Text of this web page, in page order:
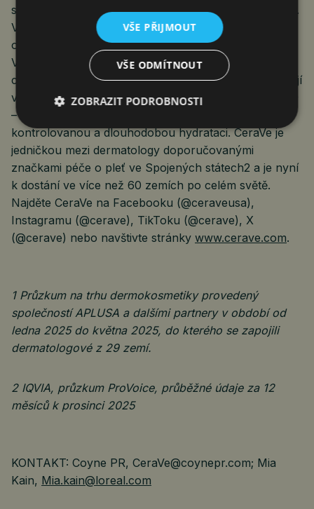
s posláním zpřístupnit terapeutickou péči o pleť všem.
Ve spolupráci s dermatology vyvíjí produkty, které
obnovují a udržují přirozenou bariéru pokožky.
Všechny receptury CeraVe jsou obohaceny o tři
ceramidy identické s těmi, které se přirozeně nacházejí
v pokožce – AP, NP a EOP (také nazývané 1, 3 a 6-II)
– a vybrané produkty využívají technologii MVE pro
kontrolovanou a dlouhodobou hydrataci. CeraVe je
jedničkou mezi dermatology doporučovanými
značkami péče o pleť ve Spojených státech2 a je nyní
k dostání ve více než 60 zemích po celém světě.
Najděte CeraVe na Facebooku (@ceraveusa),
Instagramu (@cerave), TikToku (@cerave), X
(@cerave) nebo navštivte stránky www.cerave.com.
1 Průzkum na trhu dermokosmetiky provedený
společností APLUSA a dalšími partnery v období od
ledna 2025 do května 2025, do kterého se zapojili
dermatologové z 29 zemí.
2 IQVIA, průzkum ProVoice, průběžné údaje za 12
měsíců k prosinci 2025
KONTAKT: Coyne PR, CeraVe@coynepr.com; Mia
Kain, Mia.kain@loreal.com
VŠE PŘIJMOUT
VŠE ODMÍTNOUT
ZOBRAZIT PODROBNOSTI